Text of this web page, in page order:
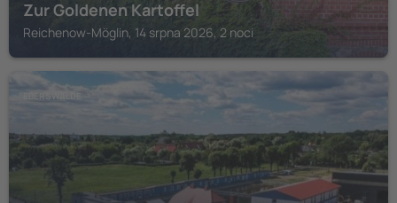
Zur Goldenen Kartoffel
Reichenow-Möglin, 14 srpna 2026, 2 noci
EBERSWALDE